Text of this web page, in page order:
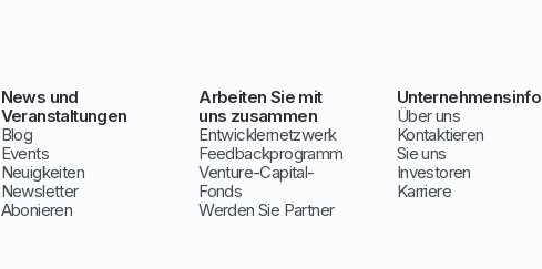
News und
Veranstaltungen
Blog
Events
Neuigkeiten
Newsletter
Abonieren
Arbeiten Sie mit
uns zusammen
Entwicklernetzwerk
Feedbackprogramm
Venture-Capital-
Fonds
Werden Sie Partner
Unternehmensinfo
Über uns
Kontaktieren
Sie uns
Investoren
Karriere